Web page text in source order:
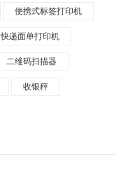
便携式标签打印机
快递面单打印机
二维码扫描器
收银秤